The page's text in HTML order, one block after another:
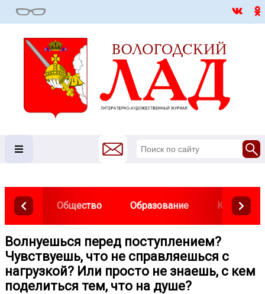
Общество Образование Культура
Волнуешься перед поступлением?
Чувствуешь, что не справляешься с
нагрузкой? Или просто не знаешь, с кем
поделиться тем, что на душе?